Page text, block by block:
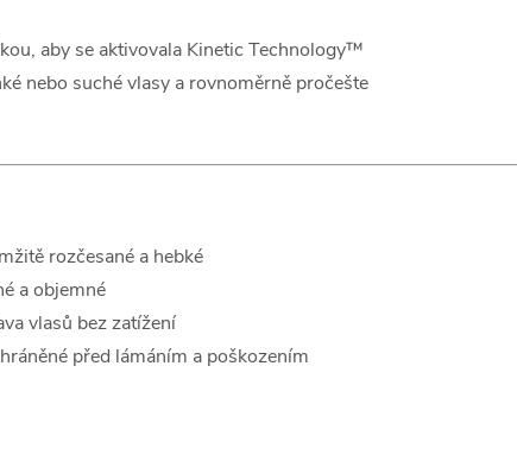
aby se aktivovala Kinetic Technology™
nebo suché vlasy a rovnoměrně pročešte
rozčesané a hebké
a objemné
vlasů bez zatížení
před lámáním a poškozením